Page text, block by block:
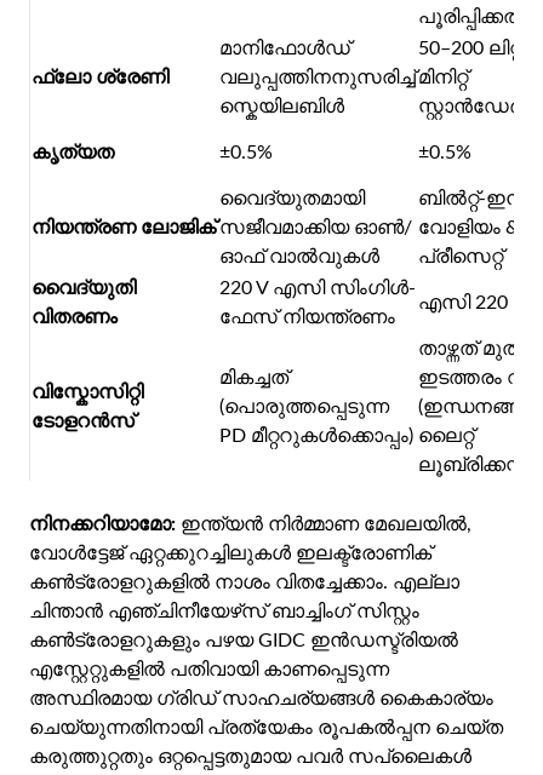
പൂരിപ്പിക്കൽ
ഫ്ലോ ശ്രേണി
മാനിഫോൾഡ്
വലുപ്പത്തിനനുസരിച്ച്
സ്കെയിലബിൾ
50–200 ലിറ്റർ/
മിനിറ്റ്
കൃത്യത ±0.5% ±0.5%
നിയന്ത്രണ ലോജിക്
വൈദ്യുതമായി
സജീവമാക്കിയ ഓൺ/
ഓഫ് വാൽവുകൾ
ബിൽറ്റ്-ഇൻ
വോളിയം &
പ്രീസെറ്റ്
വൈദ്യുതി
വിതരണം
220 V എസി സിംഗിൾ-
ഫേസ് നിയന്ത്രണം
എസി 220 വി
വിസ്കോസിറ്റി
ടോളറൻസ്
മികച്ചത്
(പൊരുത്തപ്പെടുന്ന
PD മീറ്ററുകൾക്കൊപ്പം)
താഴ്ന്നത് മുതൽ
ഇടത്തരം
(ഇന്ധനങ്ങൾ,
ലൈറ്റ്
നിനക്കറിയാമോ: ഇന്ത്യൻ നിർമ്മാണ മേഖലയിൽ,
വോൾട്ടേജ് ഏറ്റക്കുറച്ചിലുകൾ ഇലക്ട്രോണിക്
കൺട്രോളറുകളിൽ നാശം വിതച്ചേക്കാം. എല്ലാ
ചിന്താൻ എഞ്ചിനീയേഴ്‌സ് ബാച്ചിംഗ് സിസ്റ്റം
കൺട്രോളറുകളും പഴയ GIDC ഇൻഡസ്ട്രിയൽ
എസ്റ്റേറ്റുകളിൽ പതിവായി കാണപ്പെടുന്ന
അസ്ഥിരമായ ഗ്രിഡ് സാഹചര്യങ്ങൾ കൈകാര്യം
ചെയ്യുന്നതിനായി പ്രത്യേകം രൂപകൽപ്പന ചെയ്‌ത
കരുത്തുറ്റതും ഒറ്റപ്പെട്ടതുമായ പവർ സപ്ലൈകൾ